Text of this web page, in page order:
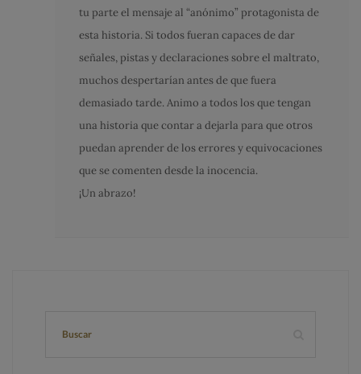
tu parte el mensaje al “anónimo” protagonista de
esta historia. Si todos fueran capaces de dar
señales, pistas y declaraciones sobre el maltrato,
muchos despertarían antes de que fuera
demasiado tarde. Animo a todos los que tengan
una historia que contar a dejarla para que otros
puedan aprender de los errores y equivocaciones
que se comenten desde la inocencia.
¡Un abrazo!